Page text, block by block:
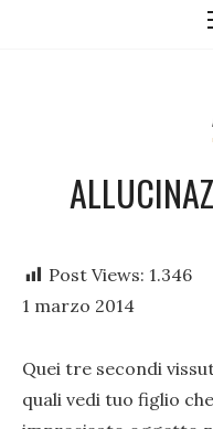
Post Views: 1.346
1 marzo 2014
Quei tre secondi
quali vedi tuo figlio